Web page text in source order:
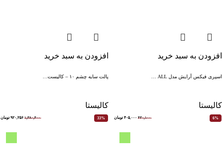
افزودن به سبد خرید
اسپری فیکس آرایش مدل ALL …
کالیستا
6% ۴۳۰,۱۰۰ ۴۰۵,۰۰۰ تومان
افزودن به سبد خرید
پالت سایه چشم ۱۰ – کالیست…
کالیستا
33% ۱,۳۸۰,۴۰۰ ۹۲۰,۲۵۶ تومان